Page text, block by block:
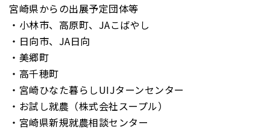
宮崎県からの出展予定団体等
・小林市、高原町、JAこばやし
・日向市、JA日向
・美郷町
・高千穂町
・宮崎ひなた暮らしUIJターンセンター
・お試し就農（株式会社スープル）
・宮崎県新規就農相談センター